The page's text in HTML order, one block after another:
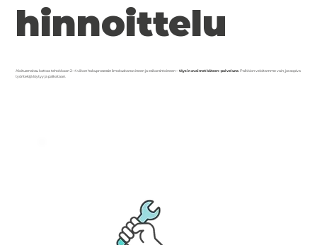
hinnoittelu
Aloitusmaksu kattaa tehokkaan 2–4 viikon hakuprosessin ilmoituskanavineen ja esikarsintoineen –täysin avaimet käteen -palveluna . Palkkion veloitamme vain, jos sopiva
työntekijä löytyy ja palkataan.